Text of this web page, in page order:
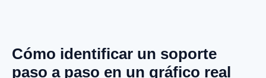
Cómo identificar un soporte
paso a paso en un gráfico real